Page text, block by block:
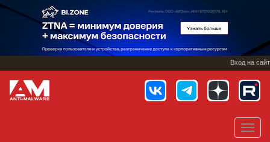
Перейти
основному
Вход на сайт